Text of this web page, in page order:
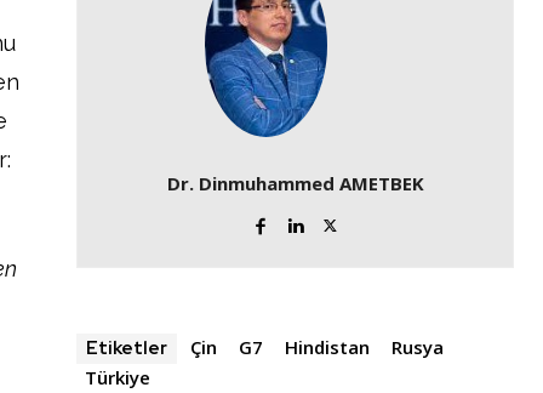
Dr. Dinmuhammed AMETBEK
Etiketler Çin G7 Hindistan
Rusya
Türkiye